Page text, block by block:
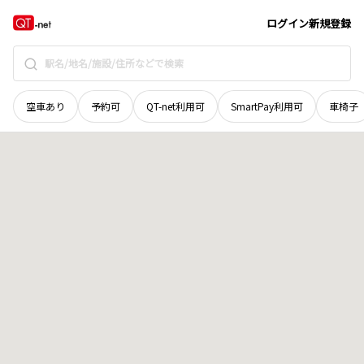
ログイン新規登録
空車あり 予約可 QT-net利用可 SmartPay利用可 車椅子
福井県